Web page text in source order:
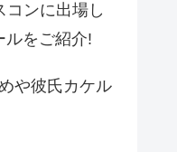
コンに出場し
ルをご紹介!
や彼氏カケル